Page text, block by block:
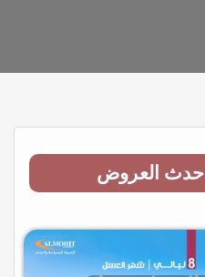
احدث العروض